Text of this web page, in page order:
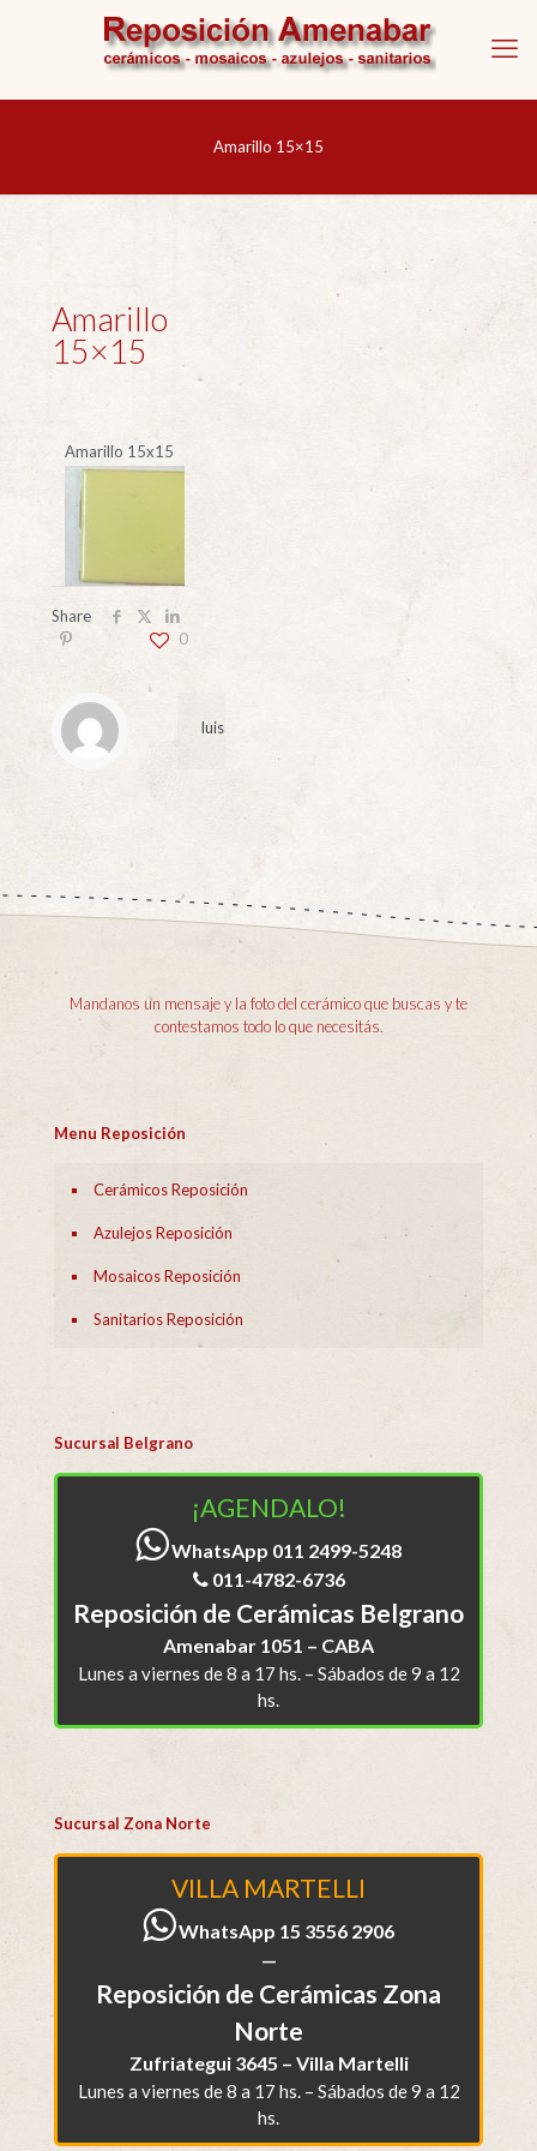
Amarillo 15×15
Amarillo
15×15
Amarillo 15x15
Share
0
luis
Mandanos un mensaje y la foto del cerámico que buscas y te
contestamos todo lo que necesitás.
Menu Reposición
Cerámicos Reposición
Azulejos Reposición
Mosaicos Reposición
Sanitarios Reposición
Sucursal Belgrano
¡AGENDALO!
WhatsApp 011 2499-5248
011-4782-6736
Reposición de Cerámicas Belgrano
Amenabar 1051 – CABA
Lunes a viernes de 8 a 17 hs. – Sábados de 9 a 12
hs.
Sucursal Zona Norte
VILLA MARTELLI
WhatsApp 15 3556 2906
—
Reposición de Cerámicas Zona
Norte
Zufriategui 3645 – Villa Martelli
Lunes a viernes de 8 a 17 hs. – Sábados de 9 a 12
hs.